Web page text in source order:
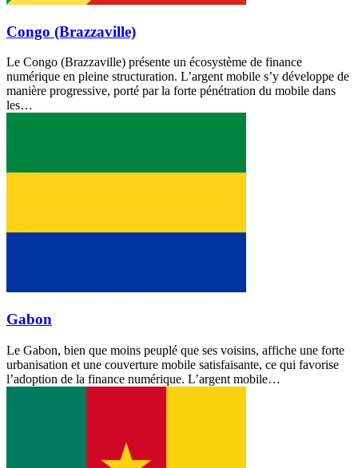
Congo (Brazzaville)
Le Congo (Brazzaville) présente un écosystème de finance
numérique en pleine structuration. L’argent mobile s’y développe de
manière progressive, porté par la forte pénétration du mobile dans
les…
Gabon
Le Gabon, bien que moins peuplé que ses voisins, affiche une forte
urbanisation et une couverture mobile satisfaisante, ce qui favorise
l’adoption de la finance numérique. L’argent mobile…